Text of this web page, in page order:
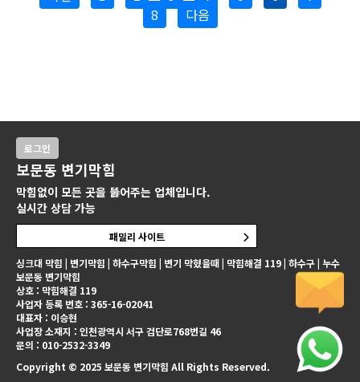
8
다음
싱크대 막힘 | 변기막힘 | 하수구막힘 | 변기 막혔을때 | 막힘해결 119 | 하수구 | 누수
보문동 변기막힘
상호 : 막힘해결 119
사업자 등록 번호 : 365-16-02041
대표자 : 이승현
사업장 소재지 : 인천광역시 서구 검단로768번길 46
문의 : 010-2532-3349
Copyright © 2025 보문동 변기막힘 All Rights Reserved.
로그인
보문동 변기막힘
막힘없이 모든 곳을 뚫어주는 업체입니다.
실시간 상담 가능
패밀리 사이트